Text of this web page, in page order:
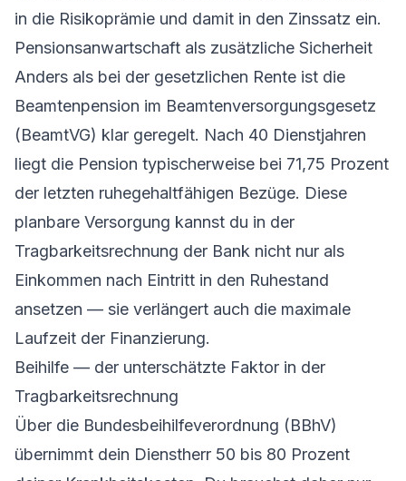
in die Risikoprämie und damit in den Zinssatz ein.
Pensionsanwartschaft als zusätzliche Sicherheit
Anders als bei der gesetzlichen Rente ist die
Beamtenpension im Beamtenversorgungsgesetz
(BeamtVG) klar geregelt. Nach 40 Dienstjahren
liegt die Pension typischerweise bei 71,75 Prozent
der letzten ruhegehaltfähigen Bezüge. Diese
planbare Versorgung kannst du in der
Tragbarkeitsrechnung der Bank nicht nur als
Einkommen nach Eintritt in den Ruhestand
ansetzen — sie verlängert auch die maximale
Laufzeit der Finanzierung.
Beihilfe — der unterschätzte Faktor in der
Tragbarkeitsrechnung
Über die Bundesbeihilfeverordnung (BBhV)
übernimmt dein Dienstherr 50 bis 80 Prozent